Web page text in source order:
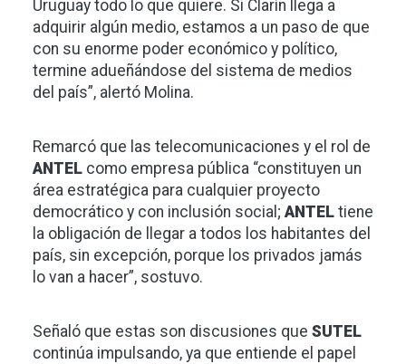
Uruguay todo lo que quiere. Si Clarín llega a
adquirir algún medio, estamos a un paso de que
con su enorme poder económico y político,
termine adueñándose del sistema de medios
del país”, alertó Molina.
Remarcó que las telecomunicaciones y el rol de
ANTEL como empresa pública “constituyen un
área estratégica para cualquier proyecto
democrático y con inclusión social; ANTEL tiene
la obligación de llegar a todos los habitantes del
país, sin excepción, porque los privados jamás
lo van a hacer”, sostuvo.
Señaló que estas son discusiones que SUTEL
continúa impulsando, ya que entiende el papel